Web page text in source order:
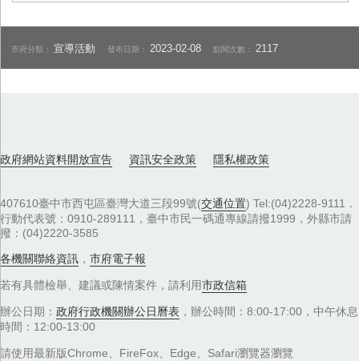
市府分類：宣導活動 發布日期： 2023-02-08 點閱次數： 2117
政府網站資料開放宣告 資訊安全政策 隱私權政策
407610臺中市西屯區臺灣大道三段99號(交通位置) Tel:(04)2228-9111．
行動代表號：0910-289111，臺中市民一碼通專線請撥1999，外縣市請
撥：(04)2220-3585
各機關聯絡資訊 ， 市府電子報
若有具體檢舉、建議或陳情案件，請利用市政信箱
辦公日期： 政府行政機關辦公日曆表 ，辦公時間：8:00-17:00，中午休息
時間：12:00-13:00
請使用最新版Chrome、FireFox、Edge、Safari瀏覽器瀏覽